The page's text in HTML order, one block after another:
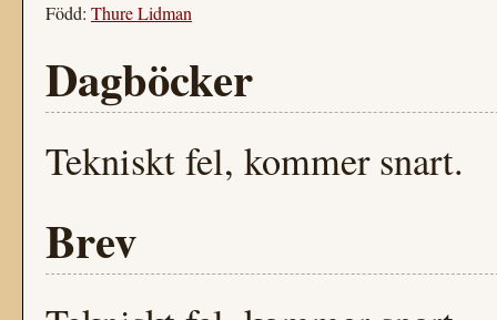
Född: Thure Lidman
Dagböcker
Tekniskt fel, kommer snart.
Brev